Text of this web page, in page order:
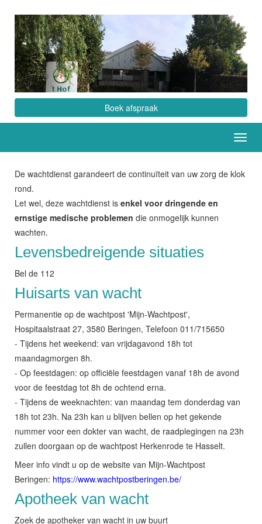
Boek afspraak
De wachtdienst garandeert de continuïteit van uw zorg de klok
rond.
Let wel, deze wachtdienst is enkel voor dringende en
ernstige medische problemen die onmogelijk kunnen
wachten.
Levensbedreigende situaties
Bel de 112
Huisarts van wacht
Permanentie op de wachtpost 'Mijn-Wachtpost',
Hospitaalstraat 27, 3580 Beringen, Telefoon 011/715650
- Tijdens het weekend: van vrijdagavond 18h tot
maandagmorgen 8h.
- Op feestdagen: op officiële feestdagen vanaf 18h de avond
voor de feestdag tot 8h de ochtend erna.
- Tijdens de weeknachten: van maandag tem donderdag van
18h tot 23h. Na 23h kan u blijven bellen op het gekende
nummer voor een dokter van wacht, de raadplegingen na 23h
zullen doorgaan op de wachtpost Herkenrode te Hasselt.
Meer info vindt u op de website van Mijn-Wachtpost
Beringen: https://www.wachtpostberingen.be/
Apotheek van wacht
Zoek de apotheker van wacht in uw buurt